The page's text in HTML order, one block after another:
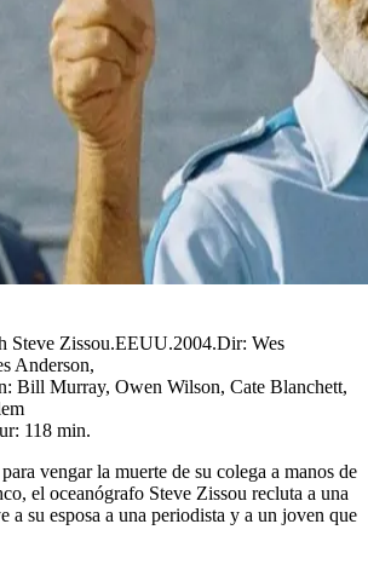
Steve Zissou.EEUU.2004.Dir: Wes
Anderson,
Bill Murray, Owen Wilson, Cate Blanchett,
118 min.
vengar la muerte de su colega a manos de
el oceanógrafo Steve Zissou recluta a una
a su esposa a una periodista y a un joven que